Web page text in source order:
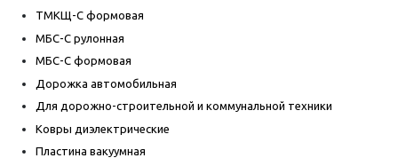
ТМКЩ-С формовая
МБС-С рулонная
МБС-С формовая
Дорожка автомобильная
Для дорожно-строительной и коммунальной техники
Ковры диэлектрические
Пластина вакуумная